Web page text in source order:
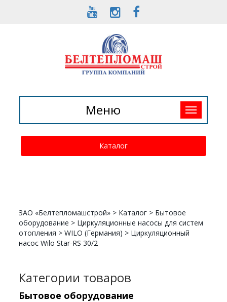
Toggle
navigation
Меню
Каталог
ЗАО «Белтепломашстрой» > Каталог > Бытовое
оборудование > Циркуляционные насосы для систем
отопления >WILO (Германия) > Циркуляционный
насос Wilo Star-RS 30/2
Категории товаров
Бытовое оборудование